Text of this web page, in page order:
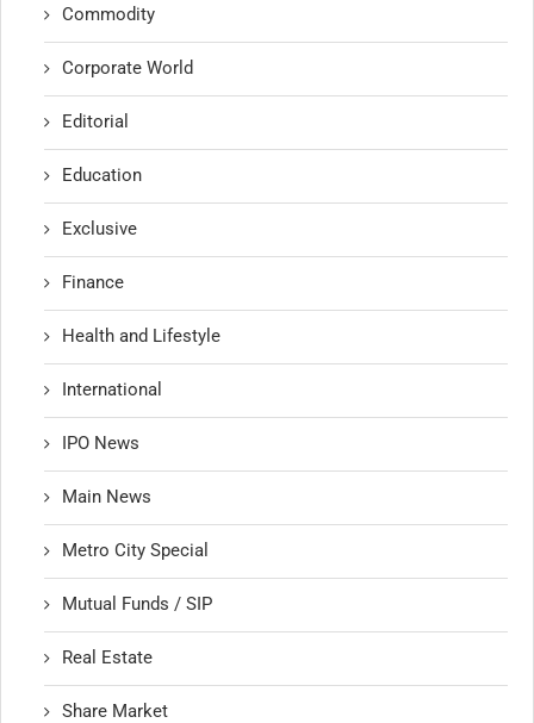
Commodity
Corporate World
Editorial
Education
Exclusive
Finance
Health and Lifestyle
International
IPO News
Main News
Metro City Special
Mutual Funds / SIP
Real Estate
Share Market